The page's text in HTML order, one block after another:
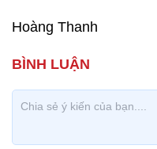
Hoàng Thanh